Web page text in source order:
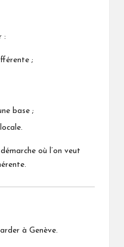
:
;
base ;
où l’on veut
à Genève.